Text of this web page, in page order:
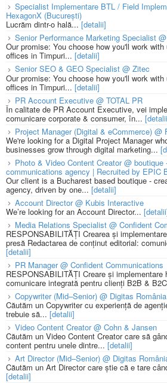
Specialist Implementare BTL / Field
HexagonX (București)
Lucrăm dintr-o hală... [detalii]
Senior Performance Marketing Specialist
Our promise: You choose how you'll work
offices in Timpuri... [detalii]
Senior SEO & GEO Specialist @ Zitec
Our promise: You choose how you'll work
offices in Timpuri... [detalii]
PR Account Executive @ TOTAL PR
În calitate de PR Account Executive, vei
comunicare corporate & consumer, în...
Project Manager (Digital & eCommerce) @
We're looking for a Digital Project Manager
businesses grow through digital marketing...
Photo & Video Content Creator @ boutique
communications agency | Recruited by EPIC
Our client is a Bucharest based boutique -
agency, driven by one... [detalii]
Account Director @ Kubis Interactive
We’re looking for an Account Director...
Media Relations Specialist @ Confident
RESPONSABILITĂȚI Crearea și
presă Redactarea de conținut editorial:
[detalii]
PR Manager @ Confident Communications
RESPONSABILITĂȚI Creare și implementare
comunicare integrată pentru clienți B2B &
Copywriter (Mid–Senior) @ Digitas România
Căutăm un Copywriter cu experiență de
trebuie să... [detalii]
Video Content Creator @ Cohn & Jansen
Căutăm un Video Content Creator care să
content pentru unele dintre... [detalii]
Art Director (Mid–Senior) @ Digitas
Căutăm un Art Director care știe că e tare
[detalii]